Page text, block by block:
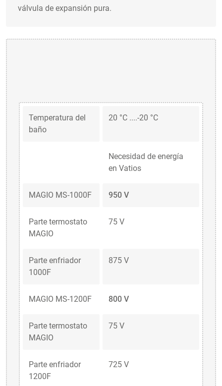
válvula de expansión pura.
Temperatura del
baño
20 °C ....-20 °C
Necesidad de energía
en Vatios
MAGIO MS-1000F 950 V
Parte termostato
MAGIO
75 V
Parte enfriador
1000F
875 V
MAGIO MS-1200F 800 V
Parte termostato
MAGIO
75 V
Parte enfriador
1200F
725 V